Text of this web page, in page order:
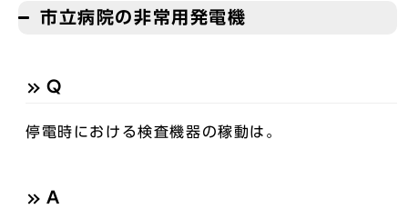
市立病院の非常用発電機
Q
停電時における検査機器の稼動は。
A